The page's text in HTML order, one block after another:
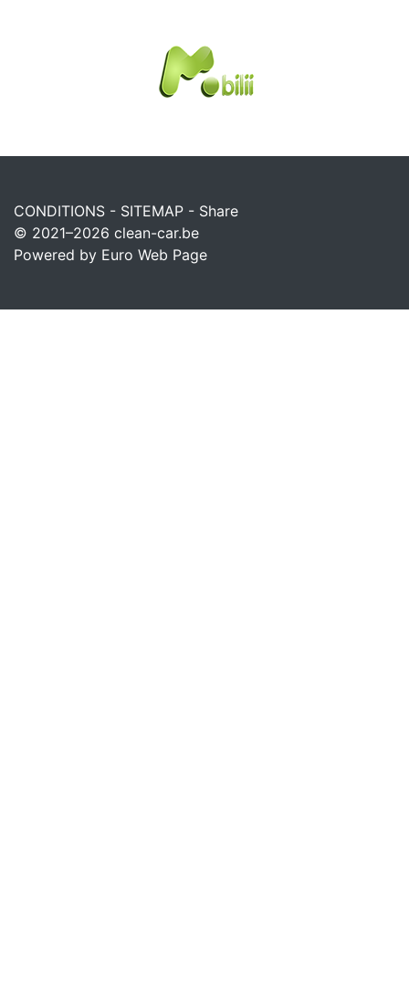
CONDITIONS - SITEMAP - Share
© 2021–2026 clean-car.be
Powered by Euro Web Page